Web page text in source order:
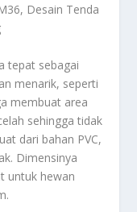
Desain Tenda
tepat sebagai
menarik, seperti
membuat area
sehingga tidak
dari bahan PVC,
Dimensinya
untuk hewan